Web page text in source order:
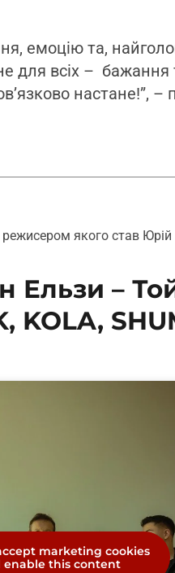
емоцію та,
для всіх –
настане!”,
якого став
Ельзи –
KOLA,
marketing cookies
enable this content